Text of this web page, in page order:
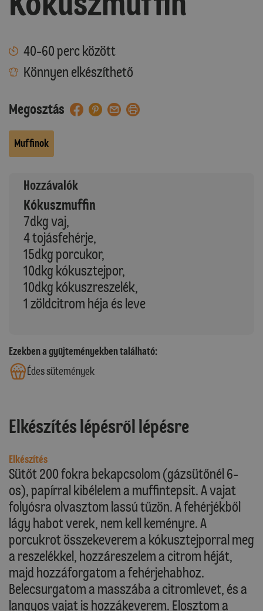
40-60 perc között
Könnyen elkészíthető
Megosztás
Muffinok
Hozzávalók
Kókuszmuffin
7dkg vaj,
4 tojásfehérje,
15dkg porcukor,
10dkg kókusztejpor,
10dkg kókuszreszelék,
1 zöldcitrom héja és leve
Ezekben a gyűjteményekben található:
Édes sütemények
Elkészítés lépésről lépésre
Elkészítés
Sütőt 200 fokra bekapcsolom (gázsütőnél 6-
os), papírral kibélelem a muffintepsit. A vajat
folyósra olvasztom lassú tűzön. A fehérjékből
lágy habot verek, nem kell keményre. A
porcukrot összekeverem a kókusztejporral meg
a reszelékkel, hozzáreszelem a citrom héját,
majd hozzáforgatom a fehérjehabhoz.
Belecsurgatom a masszába a citromlevet, és a
langyos vajat is hozzákeverem. Elosztom a